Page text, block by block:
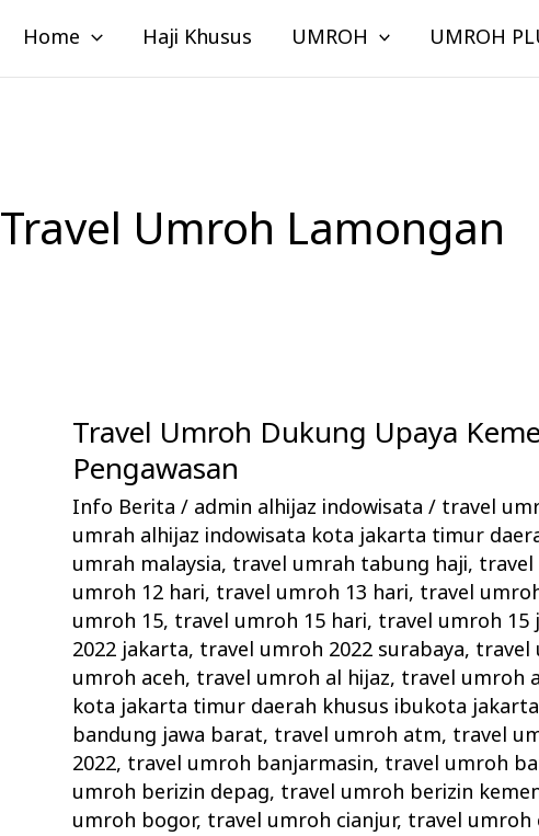
Home Haji Khusus UMROH UMROH
Travel Umroh Lamongan
Travel Umroh Dukung Upaya
Pengawasan
Info Berita / admin alhijaz indowisata/ travel
umrah alhijaz indowisata kota jakarta timur
umrah malaysia, travel umrah tabung haji,
umroh 12 hari, travel umroh 13 hari, travel
umroh 15, travel umroh 15 hari, travel umroh 15
2022 jakarta, travel umroh 2022 surabaya, travel
umroh aceh, travel umroh al hijaz, travel umroh
kota jakarta timur daerah khusus ibukota jakarta
bandung jawa barat, travel umroh atm, travel
2022, travel umroh banjarmasin, travel umroh
umroh berizin depag, travel umroh berizin
umroh bogor, travel umroh cianjur, travel umroh
Travel
Umroh
Dukung
Upaya
Kemenag
Memperketat
Pengawasan